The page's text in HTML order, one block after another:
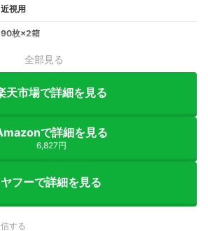
近視用
90枚×2箱
全部見る
天市場で詳細を見る
で詳細を見る
6,827円
ヤフーで詳細を見る
する